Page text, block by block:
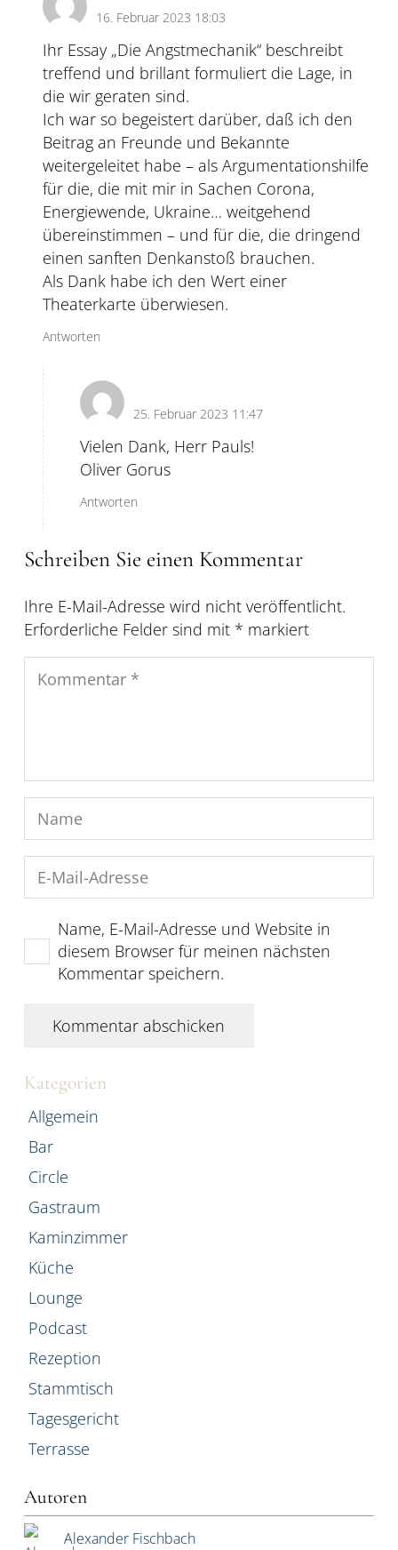
16. Februar 2023 18:03
Ihr Essay „Die Angstmechanik“ beschreibt
treffend und brillant formuliert die Lage, in
die wir geraten sind.
Ich war so begeistert darüber, daß ich den
Beitrag an Freunde und Bekannte
weitergeleitet habe – als Argumentationshilfe
für die, die mit mir in Sachen Corona,
Energiewende, Ukraine… weitgehend
übereinstimmen – und für die, die dringend
einen sanften Denkanstoß brauchen.
Als Dank habe ich den Wert einer
Theaterkarte überwiesen.
Antworten
25. Februar 2023 11:47
Vielen Dank, Herr Pauls!
Oliver Gorus
Antworten
Schreiben Sie einen Kommentar
Ihre E-Mail-Adresse wird nicht veröffentlicht.
Erforderliche Felder sind mit * markiert
Name, E-Mail-Adresse und Website in
diesem Browser für meinen nächsten
Kommentar speichern.
Kommentar abschicken
Kategorien
Allgemein
Bar
Circle
Gastraum
Kaminzimmer
Küche
Lounge
Podcast
Rezeption
Stammtisch
Tagesgericht
Terrasse
Autoren
Alexander Fischbach